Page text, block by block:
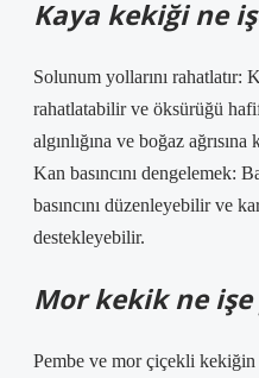
Kaya kekiği ne
Solunum yollarını rahatlatır:
rahatlatabilir ve öksürüğü
algınlığına ve boğaz
Kan basıncını dengelemek:
basıncını düzenleyebilir ve
destekleyebilir.
Mor kekik ne
Pembe ve mor çiçekli